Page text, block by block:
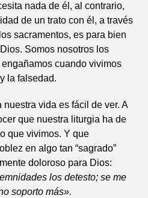
nada de él, al contrario,
de un trato con él, a través
sacramentos, es para bien
Somos nosotros los
cuando vivimos
la falsedad.
vida es fácil de ver. A
que nuestra liturgia ha de
que vivimos. Y que
en algo tan “sagrado”
doloroso para Dios:
los detesto; se me
soporto más».